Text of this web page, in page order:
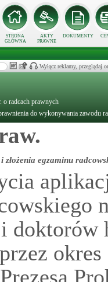
STRONA
GŁÓWNA
AKTY
PRAWNE
DOKUMENTY
Wyłącz reklamy, przeglądaj
o radcach prawnych
do wykonywania zawodu
złożenia egzaminu
doktorów